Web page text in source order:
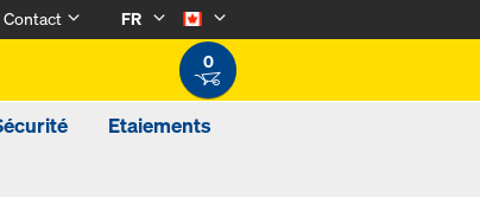
Contact
FR
0
Etaiements